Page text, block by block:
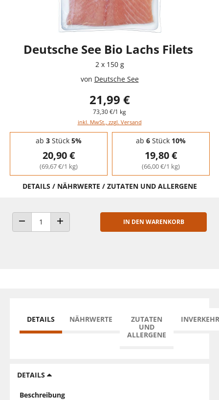
Deutsche See Bio Lachs Filets
2 x 150 g
von Deutsche See
21,99 €
73,30 €/1 kg
inkl. MwSt., zzgl. Versand
Staffelpreise - Mengenrabatt
ab 3Stück 5%
20,90 €
(69,67 €/1 kg)
ab 6Stück 10%
19,80 €
(66,00 €/1 kg)
DETAILS / NÄHRWERTE / ZUTATEN UND ALLERGENE
ANZAHL VERRINGERNANZAHL ERHÖHEN
IN DEN WARENKORB
DETAILS NÄHRWERTE
ZUTATEN
UND
ALLERGENE
DETAILS
Beschreibung